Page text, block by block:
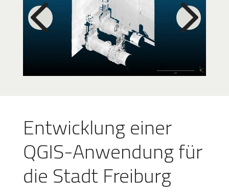
Entwicklung einer
QGIS-Anwendung für
die Stadt Freiburg